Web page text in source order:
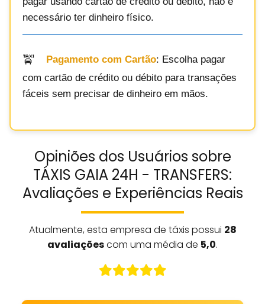
necessário ter dinheiro físico.
Pagamento com Cartão: Escolha pagar
com cartão de crédito ou débito para transações
fáceis sem precisar de dinheiro em mãos.
Opiniões dos Usuários sobre
TÁXIS GAIA 24H - TRANSFERS:
Avaliações e Experiências Reais
Atualmente, esta empresa de táxis possui 28
avaliaçõescom uma média de 5,0.